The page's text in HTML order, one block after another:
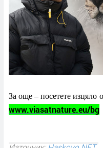
За още – посетете изцяло
www.viasatnature.eu/bg